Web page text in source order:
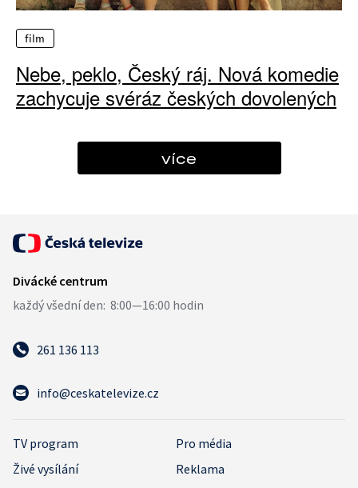
film
Nebe, peklo, Český ráj. Nová komedie
zachycuje svéráz českých dovolených
více
261 136 113
info@ceskatelevize.cz
TV program
Pro média
Živé vysílání
Reklama